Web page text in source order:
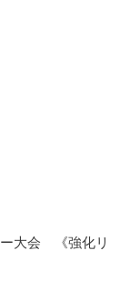
大会 《強化リ